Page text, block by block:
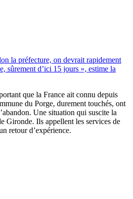
la préfecture, on devrait rapidement
sûrement d’ici 15 jours », estime la
que la France ait connu depuis
du Porge, durement touchés, ont
Une situation qui suscite la
Gironde. Ils appellent les services de
retour d’expérience.